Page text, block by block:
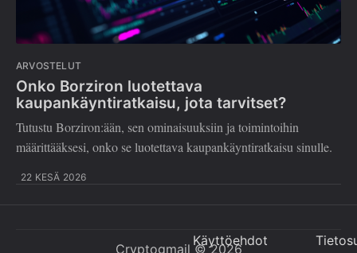
ARVOSTELUT
Onko Borziron luotettava
kaupankäyntiratkaisu, jota tarvitset?
Tutustu Borziron:ään, sen ominaisuuksiin ja toimintoihin
määrittääksesi, onko se luotettava kaupankäyntiratkaisu sinulle.
22 KESÄ 2026
Käyttöehdot
Cryptogmail © 2026